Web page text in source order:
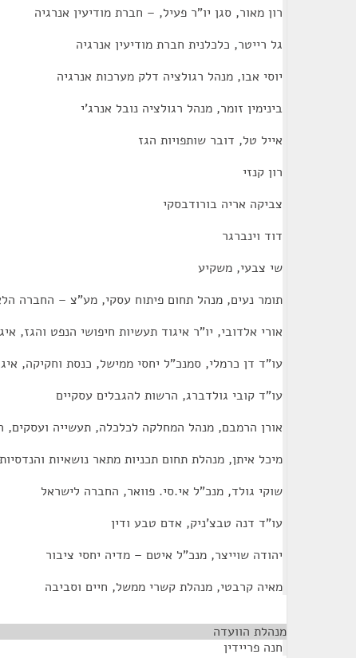
רון מאור, סגן יו"ר פעיל, – חברת מודיעין אנרגיה
גל רייטר, כלכלנית חברת מודיעין אנרגיה
יוסי אבו, מנהל רגולציה דלק מערכות אנרגיה
בינימין זומר, מנהל רגולציה נובל אנרג'י
אייל טל, דובר שותפויות הגז
רון קנזי
צביקה אריה בורודבסקי
דוד וינברגר
שי צבעי, משקיע
תומר נעים, מנהל תחום פיתוח עסקי, מע"צ – החברה
אורי אלדובי, יו"ר איגוד תעשיות חיפושי הנפט והגז,
עו"ד דן כרמלי, סמנכ"ל יחסי ממישל, כנסת וחקיקה,
עו"ד קובי גולדברג, הרשות להגבלים עסקיים
אורן הרמבם, מנהל המחלקה לכלכלה, תעשייה ועסקים,
מיכל איתן, מנהלת תחום תכניות מתאר נושאיות
שוקי גולד, מנכ"ל אי.סי. פוואר, החברה לישראל
עו"ד דנה טבצ'ניק, אדם טבע ודין
יהודה שוייצר, מנכ"ל איטם – מדיה יחסי ציבור
מאיה קרבטי, מנהלת קשרי ממשל, חיים וסביבה
מנהלת הוועדה
חנה פריידין